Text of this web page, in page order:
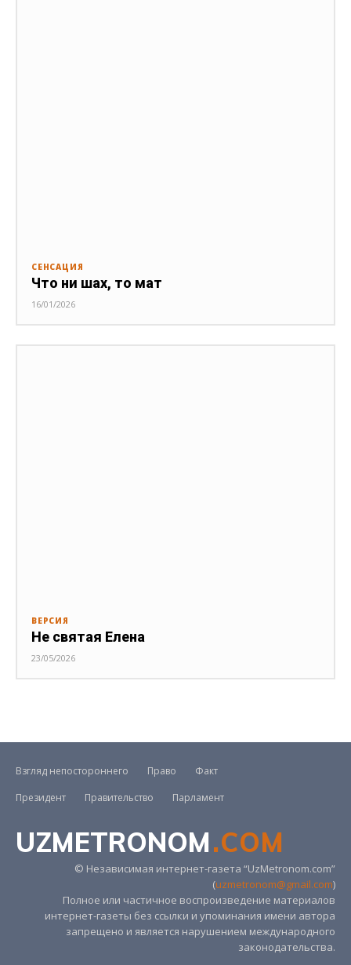
СЕНСАЦИЯ
Что ни шах, то мат
16/01/2026
ВЕРСИЯ
Не святая Елена
23/05/2026
Взгляд непостороннего Право
Факт
Президент
Правительство Парламент
UZMETRONOM.COM
© Независимая интернет-газета “UzMetronom.com”
(uzmetronom@gmail.com)
Полное или частичное воспроизведение материалов
интернет-газеты без ссылки и упоминания имени автора
запрещено и является нарушением международного
законодательства.